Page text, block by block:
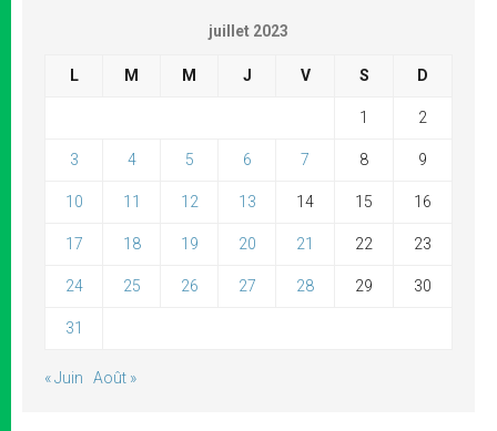
juillet 2023
L M M J V S D
1 2
3 4 5 6 7 8 9
10 11 12 13 14 15 16
17 18 19 20 21 22 23
24 25 26 27 28 29 30
31
« Juin Août »